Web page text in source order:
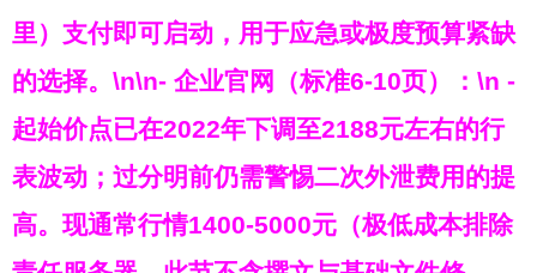
里）支付即可启动，用于应急或极度预算紧缺
的选择。\n\n- 企业官网（标准6-10页）
：\n -
起始价点已在2022年下调至2188元左右的行
表波动；过分明前仍需警惕二次外泄费用的提
高。现通常行情1400-5000元（极低成本排除